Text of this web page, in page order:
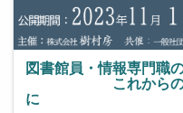
図書館員・情報専門
これからのデジ
に